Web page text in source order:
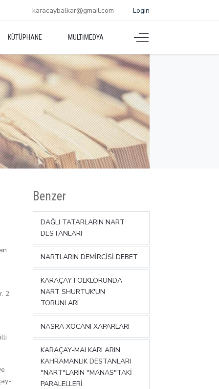
karacaybalkar@gmail.com Login
KÜTÜPHANE MULTIMEDYA
2.
Benzer
DAĞLI TATARLARIN NART
DESTANLARI
NARTLARIN DEMİRCİSİ DEBET
KARAÇAY FOLKLORUNDA
NART SHURTUK'UN
TORUNLARI
NASRA XOCANI XAPARLARI
KARAÇAY-MALKARLARIN
KAHRAMANLIK DESTANLARI
"NART"LARIN "MANAS"TAKİ
PARALELLERİ